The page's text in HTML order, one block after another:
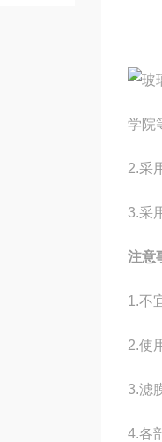
学院
2.采
3.采
注意
1.不
2.使
3.滤
4.各